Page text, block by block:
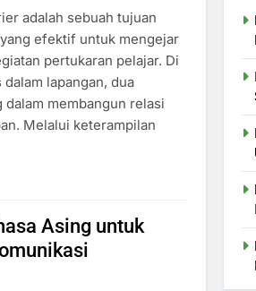
adalah sebuah tujuan
efektif untuk mengejar
pertukaran pelajar. Di
lapangan, dua
membangun relasi
Melalui keterampilan
Asing untuk